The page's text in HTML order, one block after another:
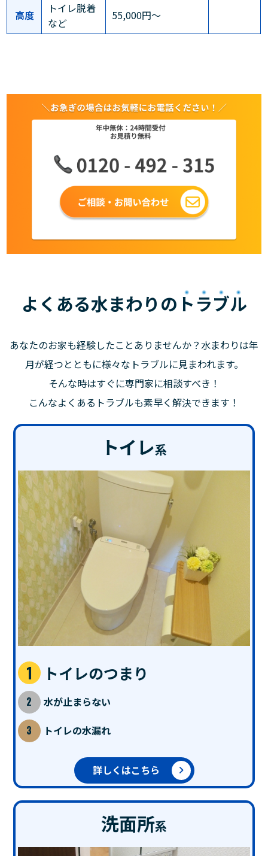
高度
トイレ脱着
など
55,000円～
よくある水まわりの トラブル
あなたのお家も経験したことありませんか？水まわりは年
月が経つとともに様々なトラブルに見まわれます。
そんな時はすぐに専門家に相談すべき！
こんなよくあるトラブルも素早く解決できます！
トイレ系
トイレのつまり
水が止まらない
トイレの水漏れ
詳しくはこちら
洗面所系